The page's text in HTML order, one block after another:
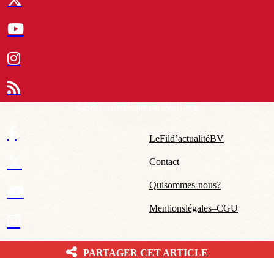
Le Fil d’actualité BV
Contact
Qui sommes-nous ?
Mentions légales – CGU
PARTAGER CET ARTICLE